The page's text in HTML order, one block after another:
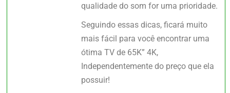
qualidade do som for uma prioridade.
Seguindo essas dicas, ficará muito
mais fácil para você encontrar uma
ótima TV de 65K” 4K,
Independentemente do preço que ela
possuir!